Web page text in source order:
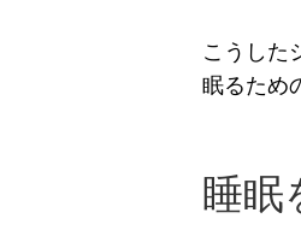
こうした
眠るため
睡眠